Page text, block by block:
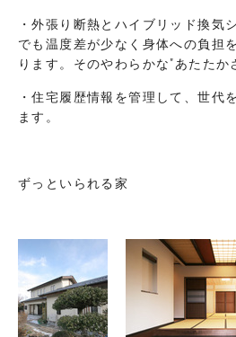
・外張り断熱とハイブリッド換気
でも温度差が少なく身体への負担
ります。そのやわらかな"あたたか
・住宅履歴情報を管理して、世代
ます。
ずっといられる家